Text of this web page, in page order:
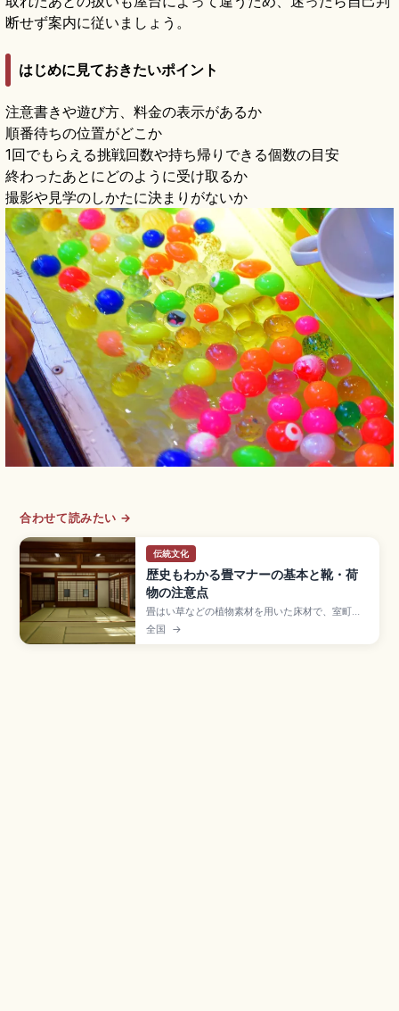
断せず案内に従いましょう。
はじめに見ておきたいポイント
注意書きや遊び方、料金の表示があるか
順番待ちの位置がどこか
1回でもらえる挑戦回数や持ち帰りできる個数の目安
終わったあとにどのように受け取るか
撮影や見学のしかたに決まりがないか
合わせて読みたい →
伝統文化
歴史もわかる畳マナーの基本と靴・荷
物の注意点
畳はい草などの植物素材を用いた床材で、室町時
代以降に部屋全体に敷き詰める形が広まった日本
の住まい文化の象徴。土足禁止で靴は脱いだら出
全国 →